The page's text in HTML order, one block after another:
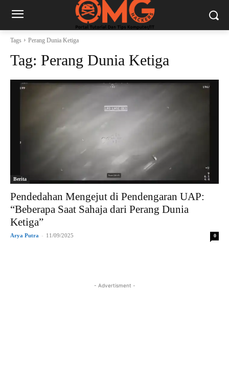
Tags Perang Dunia Ketiga
Tag: Perang Dunia Ketiga
Berita
Pendedahan Mengejut di Pendengaran UAP:
“Beberapa Saat Sahaja dari Perang Dunia
Ketiga”
Arya Putra - 11/09/2025 0
- Advertisment -